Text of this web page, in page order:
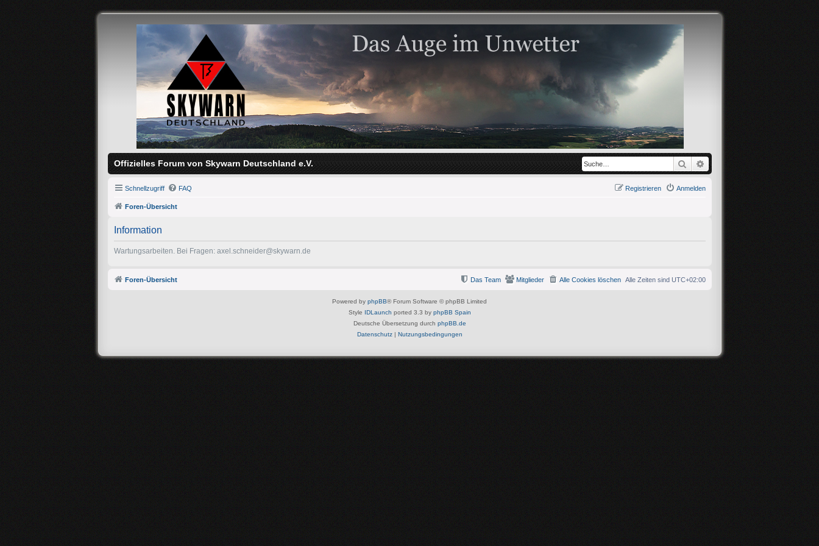
Offizielles Forum von Skywarn Deutschland e.V. Suche
Schnellzugriff FAQ Anmelden
Registrieren
Foren-Übersicht
Information
Wartungsarbeiten. Bei Fragen: axel.schneider@skywarn.de
Foren-Übersicht Alle Zeiten sind UTC+02:00
Alle Cookies löschen
Mitglieder
Das Team
Powered by phpBB® Forum Software © phpBB Limited
Style IDLaunch ported 3.3 by phpBB Spain
Deutsche Übersetzung durch phpBB.de
Datenschutz| Nutzungsbedingungen